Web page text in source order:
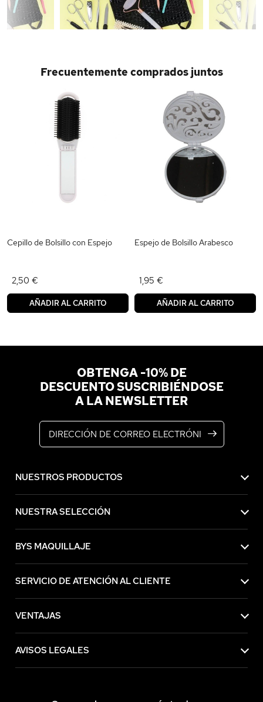
Frecuentemente comprados juntos
Cepillo de Bolsillo con Espejo
2,50 €
AÑADIR AL CARRITO
Espejo de Bolsillo Arabesco
1,95 €
AÑADIR AL CARRITO
OBTENGA -10% DE
DESCUENTO SUSCRIBIÉNDOSE
A LA NEWSLETTER
NUESTROS PRODUCTOS
NUESTRA SELECCIÓN
BYS MAQUILLAJE
SERVICIO DE ATENCIÓN AL CLIENTE
VENTAJAS
AVISOS LEGALES